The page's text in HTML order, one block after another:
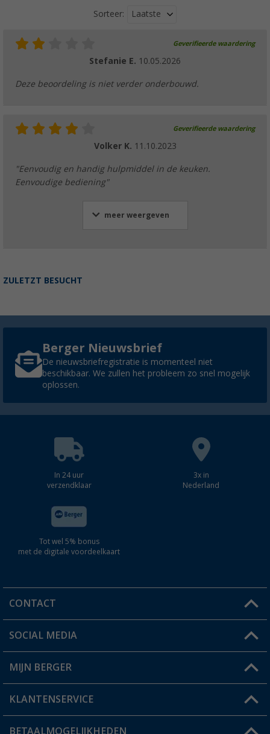
Sorteer: Laatste
Geverifieerde waardering
Stefanie E. 10.05.2026
Deze beoordeling is niet verder onderbouwd.
Geverifieerde waardering
Volker K. 11.10.2023
"Eenvoudig en handig hulpmiddel in de keuken.
Eenvoudige bediening"
meer weergeven
ZULETZT BESUCHT
Berger Nieuwsbrief
De nieuwsbriefregistratie is momenteel niet
beschikbaar. We zullen het probleem zo snel mogelijk
oplossen.
In 24 uur
verzendklaar
3x in
Nederland
Tot wel 5% bonus
met de digitale voordeelkaart
CONTACT
Een vraag?
Winkel vinden
SOCIAL MEDIA
MIJN BERGER
Mijn account
Status bestelling
KLANTENSERVICE
BETAALMOGELIJKHEDEN